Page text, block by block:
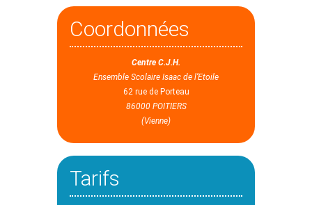
Coordonnées
Centre C.J.H.
Ensemble Scolaire Isaac de l’Etoile
62 rue de Porteau
86000 POITIERS
(Vienne)
Tarifs